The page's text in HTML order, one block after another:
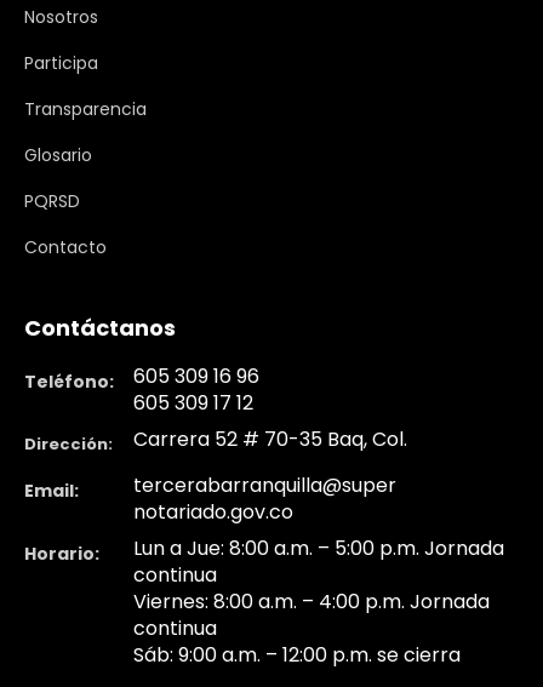
Nosotros
Participa
Transparencia
Glosario
PQRSD
Contacto
Contáctanos
Teléfono:
605 309 16 96
605 309 17 12
Dirección: Carrera 52 # 70-35 Baq, Col.
Email:
tercerabarranquilla@super
notariado.gov.co
Horario:
Lun a Jue: 8:00 a.m. – 5:00 p.m. Jornada
continua
Viernes: 8:00 a.m. – 4:00 p.m. Jornada
continua
Sáb: 9:00 a.m. – 12:00 p.m. se cierra